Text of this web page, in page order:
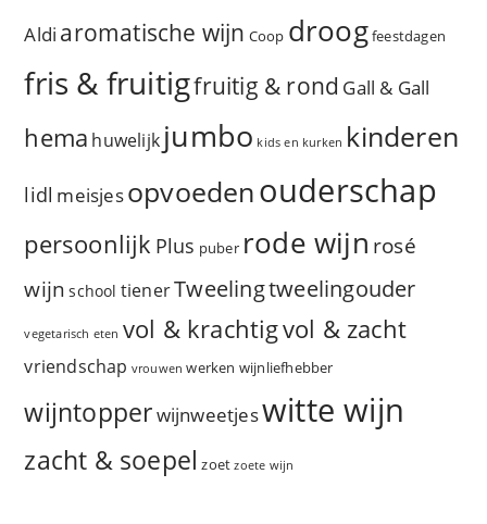
Aldi aromatische wijn Coop droogfeestdagen
fris & fruitigfruitig & rond Gall & Gall
hema huwelijk jumbo kids en kurken kinderen
lidl meisjesopvoedenouderschap
persoonlijk Plus puber rode wijn rosé
wijn school tienerTweelingtweelingouder
vegetarisch eten vol & krachtigvol & zacht
vriendschap vrouwen werken wijnliefhebber
wijntopperwijnweetjeswitte wijn
zacht & soepel zoet zoete wijn